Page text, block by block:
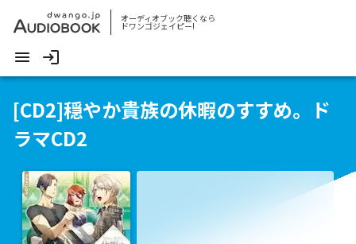
オーディオブック聴くなら
ドワンゴジェイピー!
[CD2]穏やか貴族の休暇のすすめ。ド
ラマCD2